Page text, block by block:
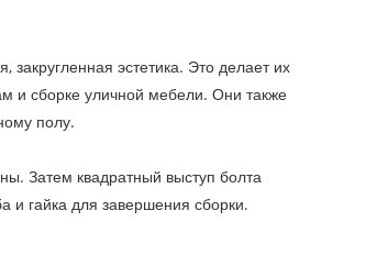
закругленная эстетика. Это делает их
и сборке уличной мебели. Они также
полу.
Затем квадратный выступ болта
и гайка для завершения сборки.